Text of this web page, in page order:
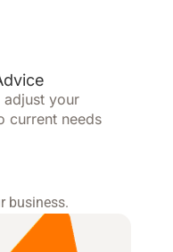
adjust your
current needs
business.